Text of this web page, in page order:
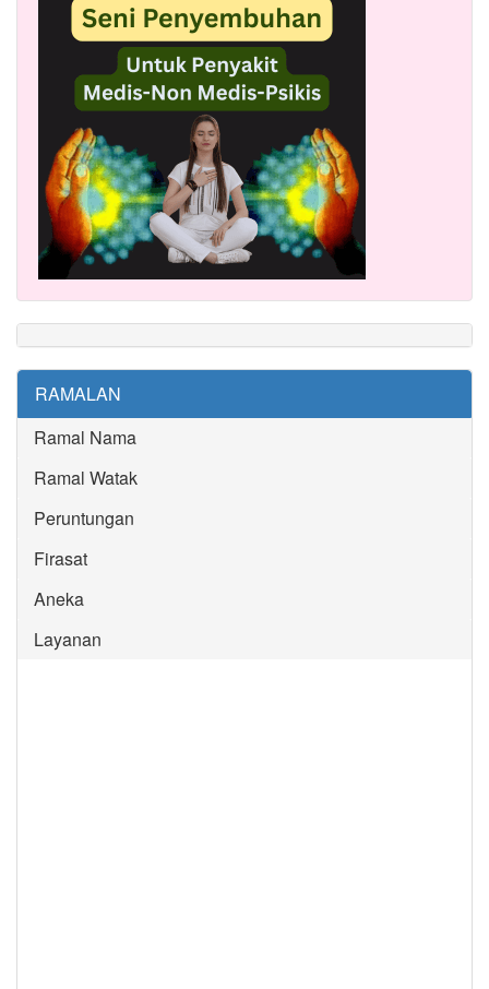
RAMALAN
Ramal Nama
Ramal Watak
Peruntungan
Firasat
Aneka
Layanan